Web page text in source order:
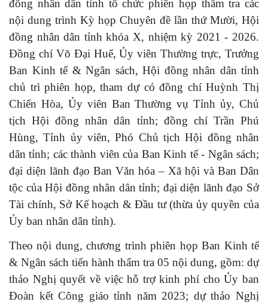
đồng nhân dân tỉnh tổ chức phiên họp thẩm tra các
nội dung trình Kỳ họp Chuyên đề lần thứ Mười, Hội
đồng nhân dân tỉnh khóa X, nhiệm kỳ 2021 - 2026.
Đồng chí Võ Đại Huế, Ủy viên Thường trực, Trưởng
Ban Kinh tế & Ngân sách, Hội đồng nhân dân tỉnh
chủ trì phiên họp, tham dự có đồng chí Huỳnh Thị
Chiến Hòa, Ủy viên Ban Thường vụ Tỉnh ủy, Chủ
tịch Hội đồng nhân dân tỉnh; đồng chí Trần Phú
Hùng, Tỉnh ủy viên, Phó Chủ tịch Hội đồng nhân
dân tỉnh; các thành viên của Ban Kinh tế - Ngân sách;
đại diện lãnh đạo Ban Văn hóa – Xã hội và Ban Dân
tộc của Hội đồng nhân dân tỉnh; đại diện lãnh đạo Sở
Tài chính, Sở Kế hoạch & Đầu tư (thừa ủy quyền của
Ủy ban nhân dân tỉnh).
Theo nội dung, chương trình phiên họp Ban Kinh tế
& Ngân sách tiến hành thẩm tra 05 nội dung, gồm: dự
thảo Nghị quyết về việc hỗ trợ kinh phí cho Ủy ban
Đoàn kết Công giáo tỉnh năm 2023; dự thảo Nghị